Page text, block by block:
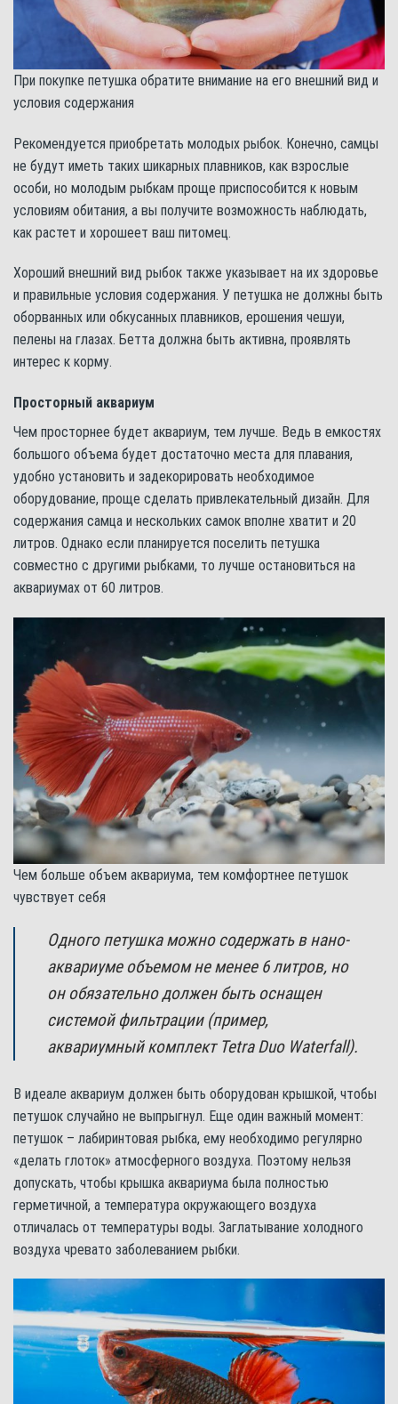
При покупке петушка обратите внимание на его внешний вид и
условия содержания
Рекомендуется приобретать молодых рыбок. Конечно, самцы
не будут иметь таких шикарных плавников, как взрослые
особи, но молодым рыбкам проще приспособится к новым
условиям обитания, а вы получите возможность наблюдать,
как растет и хорошеет ваш питомец.
Хороший внешний вид рыбок также указывает на их здоровье
и правильные условия содержания. У петушка не должны быть
оборванных или обкусанных плавников, ерошения чешуи,
пелены на глазах. Бетта должна быть активна, проявлять
интерес к корму.
Просторный аквариум
Чем просторнее будет аквариум, тем лучше. Ведь в емкостях
большого объема будет достаточно места для плавания,
удобно установить и задекорировать необходимое
оборудование, проще сделать привлекательный дизайн. Для
содержания самца и нескольких самок вполне хватит и 20
литров. Однако если планируется поселить петушка
совместно с другими рыбками, то лучше остановиться на
аквариумах от 60 литров.
Чем больше объем аквариума, тем комфортнее петушок
чувствует себя
Одного петушка можно содержать в нано-
аквариуме объемом не менее 6 литров, но
он обязательно должен быть оснащен
системой фильтрации (пример,
аквариумный комплект Tetra Duo Waterfall).
В идеале аквариум должен быть оборудован крышкой, чтобы
петушок случайно не выпрыгнул. Еще один важный момент:
петушок – лабиринтовая рыбка, ему необходимо регулярно
«делать глоток» атмосферного воздуха. Поэтому нельзя
допускать, чтобы крышка аквариума была полностью
герметичной, а температура окружающего воздуха
отличалась от температуры воды. Заглатывание холодного
воздуха чревато заболеванием рыбки.